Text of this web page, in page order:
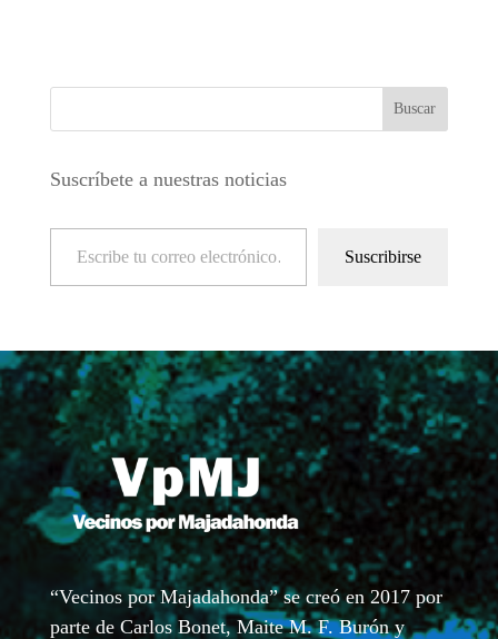
Suscríbete a nuestras noticias
Escribe tu correo electrónico…
Suscribirse
“Vecinos por Majadahonda” se creó en 2017 por
parte de Carlos Bonet, Maite M. F. Burón y